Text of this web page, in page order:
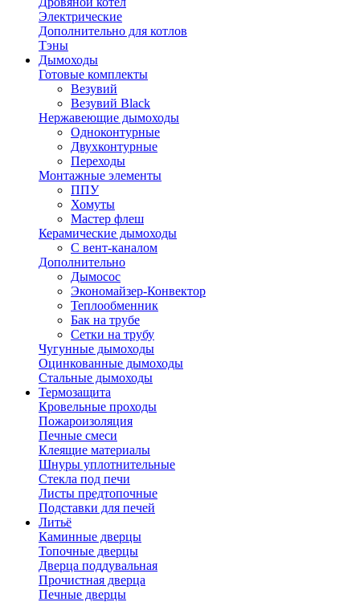
Электрические
Дополнительно для котлов
Тэны
Дымоходы
Готовые комплекты
Везувий
Везувий Black
Нержавеющие дымоходы
Одноконтурные
Двухконтурные
Переходы
Монтажные элементы
ППУ
Хомуты
Мастер флеш
Керамические дымоходы
С вент-каналом
Дополнительно
Дымосос
Экономайзер-Конвектор
Теплообменник
Бак на трубе
Сетки на трубу
Чугунные дымоходы
Оцинкованные дымоходы
Стальные дымоходы
Термозащита
Кровельные проходы
Пожароизоляция
Печные смеси
Клеящие материалы
Шнуры уплотнительные
Стекла под печи
Листы предтопочные
Подставки для печей
Литьё
Каминные дверцы
Топочные дверцы
Дверца поддувальная
Прочистная дверца
Печные дверцы